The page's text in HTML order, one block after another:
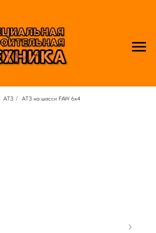
АТЗ / АТЗ на шасси FAW 6x4